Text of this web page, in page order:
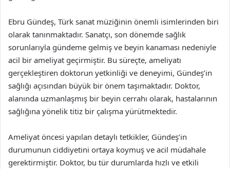
Ebru Gündeş, Türk sanat müziğinin önemli isimlerinden biri
olarak tanınmaktadır. Sanatçı, son dönemde sağlık
sorunlarıyla gündeme gelmiş ve beyin kanaması nedeniyle
acil bir ameliyat geçirmiştir. Bu süreçte, ameliyatı
gerçekleştiren doktorun yetkinliği ve deneyimi, Gündeş’in
sağlığı açısından büyük bir önem taşımaktadır. Doktor,
alanında uzmanlaşmış bir beyin cerrahı olarak, hastalarının
sağlığına yönelik titiz bir çalışma yürütmektedir.
Ameliyat öncesi yapılan detaylı tetkikler, Gündeş’in
durumunun ciddiyetini ortaya koymuş ve acil müdahale
gerektirmiştir. Doktor, bu tür durumlarda hızlı ve etkili